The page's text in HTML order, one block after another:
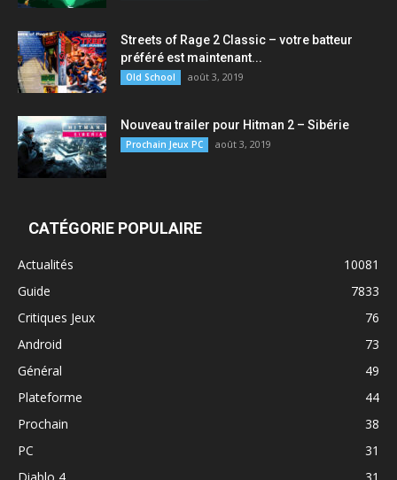
Streets of Rage 2 Classic – votre batteur
préféré est maintenant...
Old School août 3, 2019
Nouveau trailer pour Hitman 2 – Sibérie
Prochain Jeux PC août 3, 2019
CATÉGORIE POPULAIRE
Actualités
10081
Guide
7833
Critiques Jeux
76
Android
73
Général
49
Plateforme
44
Prochain
38
PC
31